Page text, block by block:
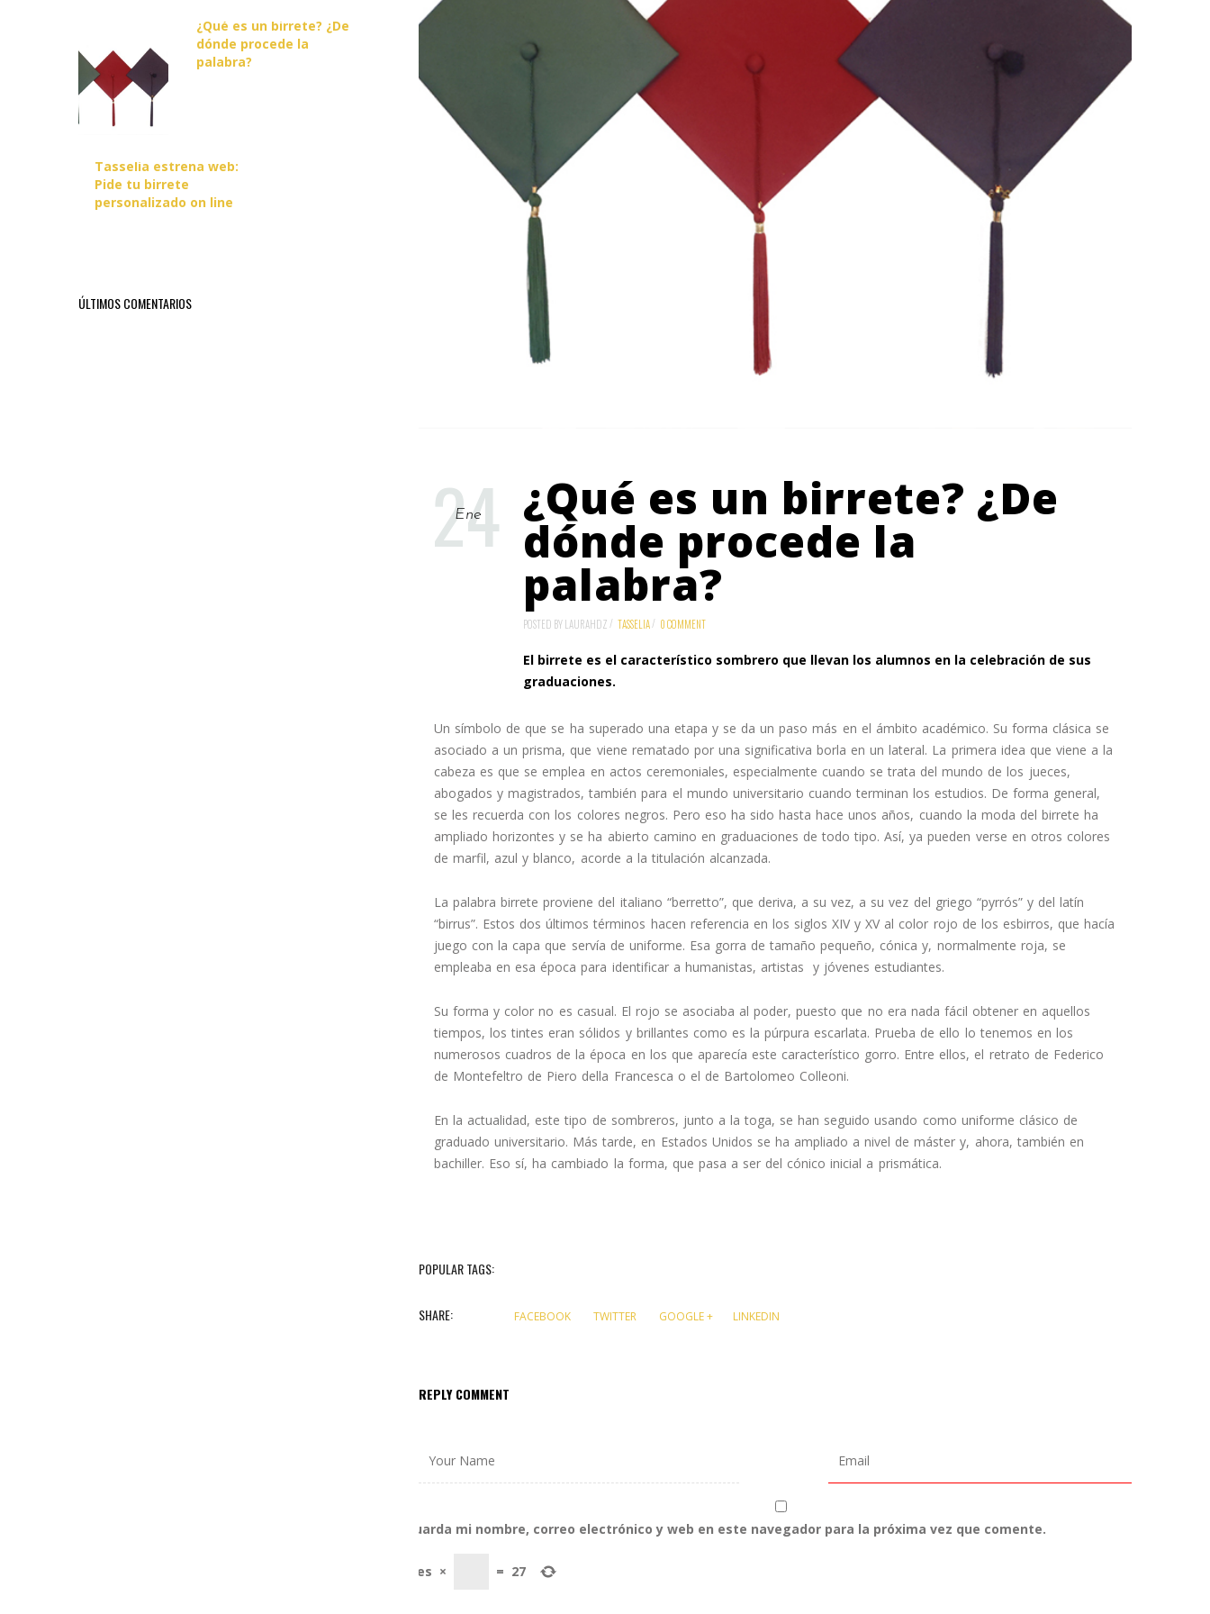
¿Qué es un birrete? ¿De
dónde procede la
palabra?
Tasselia estrena web:
Pide tu birrete
personalizado on line
ÚLTIMOS COMENTARIOS
24
Ene ¿Qué es un birrete? ¿De
dónde procede la
palabra?
POSTED BY LAURAHDZ TASSELIA 0 COMMENT
El birrete es el característico sombrero que llevan los alumnos en la celebración de sus
graduaciones.
Un símbolo de que se ha superado una etapa y se da un paso más en el ámbito académico. Su forma clásica se
asociado a un prisma, que viene rematado por una significativa borla en un lateral. La primera idea que viene a la
cabeza es que se emplea en actos ceremoniales, especialmente cuando se trata del mundo de los jueces,
abogados y magistrados, también para el mundo universitario cuando terminan los estudios. De forma general,
se les recuerda con los colores negros. Pero eso ha sido hasta hace unos años, cuando la moda del birrete ha
ampliado horizontes y se ha abierto camino en graduaciones de todo tipo. Así, ya pueden verse en otros colores
de marfil, azul y blanco, acorde a la titulación alcanzada.
La palabra birrete proviene del italiano “berretto”, que deriva, a su vez, a su vez del griego “pyrrós” y del latín
“birrus”. Estos dos últimos términos hacen referencia en los siglos XIV y XV al color rojo de los esbirros, que hacía
juego con la capa que servía de uniforme. Esa gorra de tamaño pequeño, cónica y, normalmente roja, se
empleaba en esa época para identificar a humanistas, artistas y jóvenes estudiantes.
Su forma y color no es casual. El rojo se asociaba al poder, puesto que no era nada fácil obtener en aquellos
tiempos, los tintes eran sólidos y brillantes como es la púrpura escarlata. Prueba de ello lo tenemos en los
numerosos cuadros de la época en los que aparecía este característico gorro. Entre ellos, el retrato de Federico
de Montefeltro de Piero della Francesca o el de Bartolomeo Colleoni.
En la actualidad, este tipo de sombreros, junto a la toga, se han seguido usando como uniforme clásico de
graduado universitario. Más tarde, en Estados Unidos se ha ampliado a nivel de máster y, ahora, también en
bachiller. Eso sí, ha cambiado la forma, que pasa a ser del cónico inicial a prismática.
POPULAR TAGS:
SHARE: FACEBOOK TWITTER GOOGLE + LINKEDIN
REPLY COMMENT
Guarda mi nombre, correo electrónico y web en este navegador para la próxima vez que comente.
tres × = 27